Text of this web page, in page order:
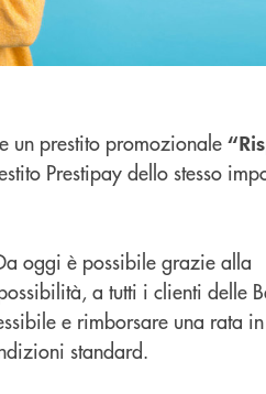
un prestito promozionale
Prestipay dello stesso
oggi è possibile grazie alla
a tutti i clienti delle
e rimborsare una rata
standard.